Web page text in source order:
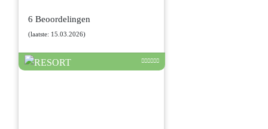
6 Beoordelingen
(laatste: 15.03.2026)